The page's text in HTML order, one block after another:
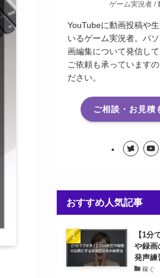
ゲーム実況者 /
YouTubeに動画投稿や
いるゲーム実況者。パ
画編集について発信し
ご依頼も承っています
ださい。
ご相談・お見積
おすすめ人気記事
【1分
や録画
発声練
稼ぐ